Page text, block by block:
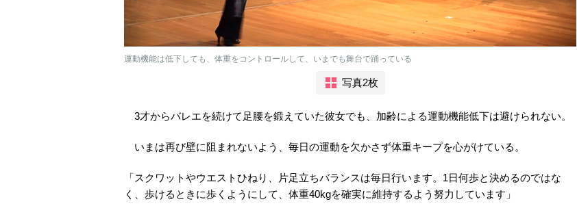
運動機能は低下しても、体重をコントロールして、いまでも舞台で踊っている
写真2枚
3才からバレエを続けて足腰を鍛えていた彼女でも、加齢による運動機能低下は避けられない。
いまは再び壁に阻まれないよう、毎日の運動を欠かさず体重キープを心がけている。
「スクワットやウエストひねり、片足立ちバランスは毎日行います。1日何歩と決めるのではな
く、歩けるときに歩くようにして、体重40kgを確実に維持するよう努力しています」